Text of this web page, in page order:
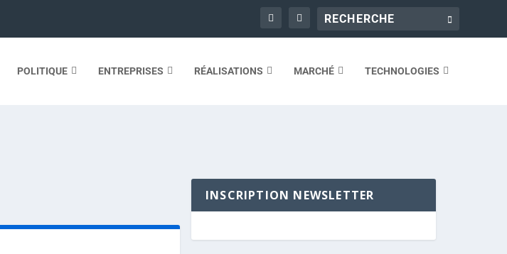
POLITIQUE ENTREPRISES RÉALISATIONS MARCHÉ TECHNOLOGIES
INSCRIPTION NEWSLETTER